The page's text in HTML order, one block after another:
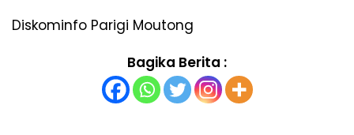
Diskominfo Parigi Moutong
Bagika Berita :